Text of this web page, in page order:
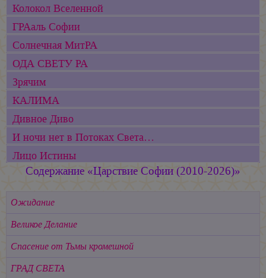
Колокол Вселенной
ГРАаль Софии
Cолнечная МитРА
ОДА СВЕТУ РА
Зрячим
КАЛИМА
Дивное Диво
И ночи нет в Потоках Света…
Лицо Истины
Содержание «Царствие Софии (2010-2026)»
Ожидание
Великое Делание
Спасение от Тьмы кромешной
ГРАД СВЕТА